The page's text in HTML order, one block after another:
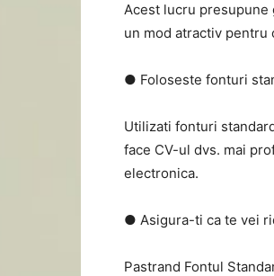
Acest lucru
un mod atractiv pentru
● Foloseste fonturi
Utilizati fonturi
face CV-ul dvs. mai
electronica.
● Asigura-ti ca te vei
Pastrand Fontul